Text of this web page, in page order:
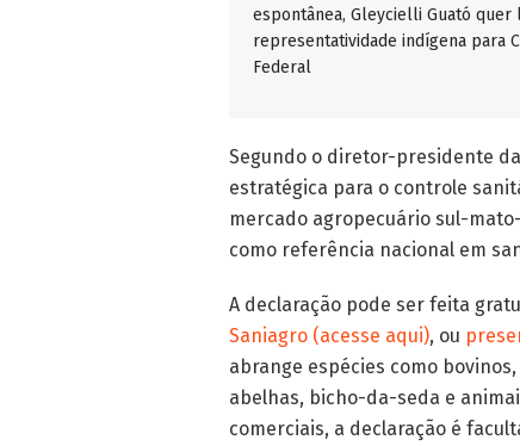
espontânea, Gleycielli Guató quer
representatividade indígena para
Federal
Segundo o diretor-presidente
estratégica para o controle
mercado agropecuário sul-
como referência nacional em
A declaração pode ser feita
Saniagro (acesse aqui), ou
abrange espécies como
abelhas, bicho-da-seda e
comerciais, a declaração é